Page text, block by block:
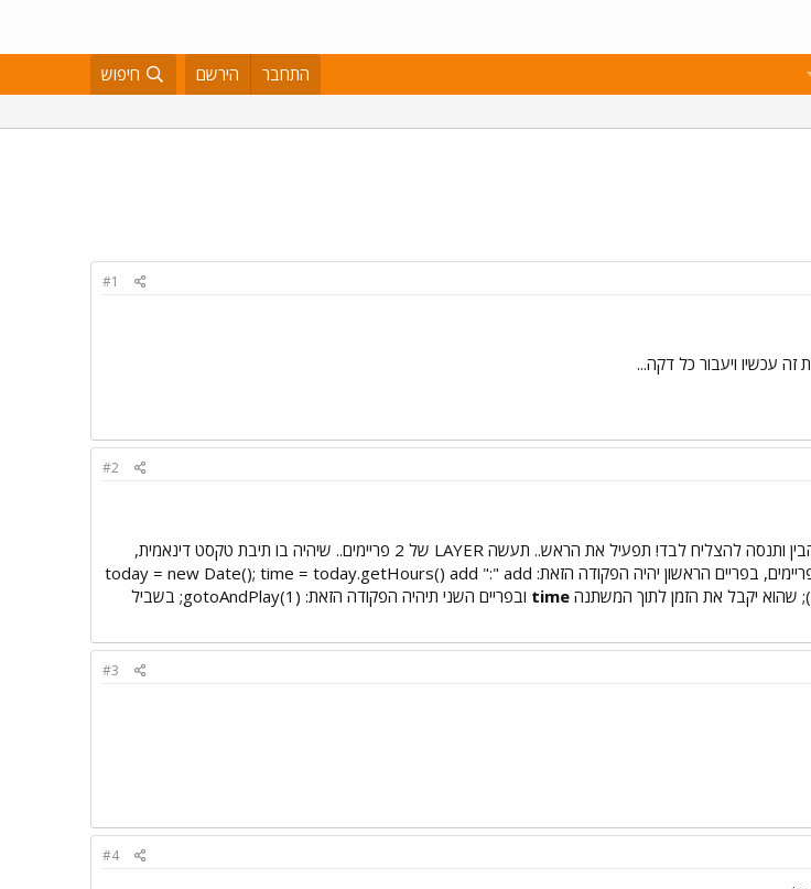
התחבר הירשם חיפוש
#1
#2
אם לא תבין אני יעלה לך קובץ.. אבל אני מתעקש שתנסה להבין ותנסה להצליח לבד! תפעיל את הראש.. תעשה LAYER של 2 פריימים.. שיהיה בו תיבת טקסט דינאמית,
ועוד LAYER של גם שתי פריימים, בפריים הראשון יהיה הפקודה הזאת: today = new Date(); time = today.getHours() add ":" add
time
ובפריים השני תיהיה הפקודה הזאת: gotoAndPlay(1); בשביל
#3
#4